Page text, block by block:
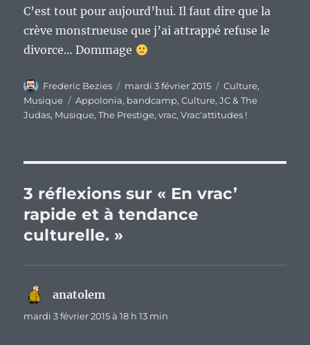
C’est tout pour aujourd’hui. Il faut dire que la
crève monstrueuse que j’ai attrappé refuse le
divorce… Dommage
Auteur
Frederic Bezies
Publié
le
mardi 3 février 2015 Catégories
Culture,
Musique
Étiquettes
Appolonia, bandcamp,Culture,JC & The
Judas, Musique,The Prestige,vrac,Vrac'attitudes !
3 réflexions sur « En vrac’
rapide et à tendance
culturelle. »
anatolem
mardi 3 février 2015 à 18 h 13 min